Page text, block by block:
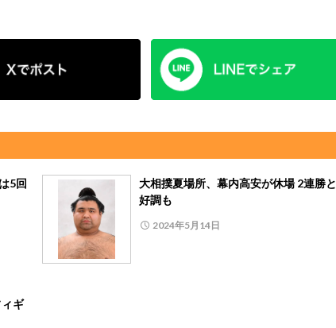
5回
大相撲夏場所、幕内高安が休場 2連勝と
好調も
2024年5月14日
ギ